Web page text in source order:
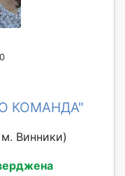
КОМАНДА"
Винники)